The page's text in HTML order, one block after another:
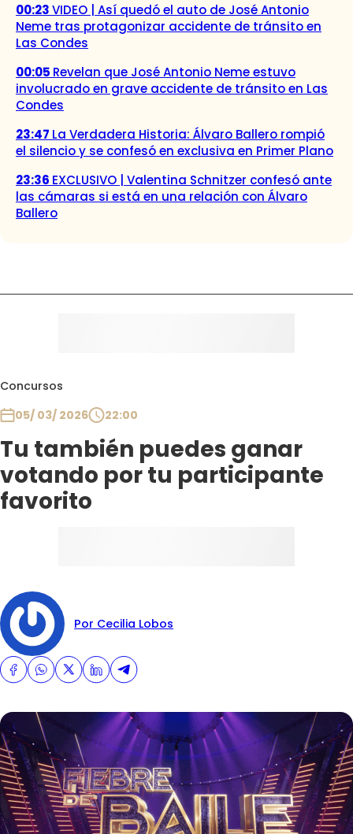
00:23VIDEO | Así quedó el auto de José Antonio
Neme tras protagonizar accidente de tránsito en
Las Condes
00:05 Revelan que José Antonio Neme estuvo
involucrado en grave accidente de tránsito en Las
Condes
23:47 La Verdadera Historia: Álvaro Ballero rompió
el silencio y se confesó en exclusiva en Primer Plano
23:36 EXCLUSIVO | Valentina Schnitzer confesó ante
las cámaras si está en una relación con Álvaro
Ballero
Concursos
05/ 03/ 2026
22:00
Tu también puedes ganar
votando por tu participante
favorito
Por Cecilia Lobos